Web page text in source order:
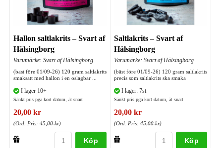
Hallon saltlakrits – Svart af
Hälsingborg
Varumärke: Svart af Hälsingborg
(bäst före 01/09-26) 120 gram saltlakrits
smaksatt med hallon i en oslagbar ...
I lager 10+
Sänkt pris pga kort datum, ät snart
20,00 kr
(Ord. Pris: 45,00 kr)
Köp
Saltlakrits – Svart af
Hälsingborg
Varumärke: Svart af Hälsingborg
(bäst före 01/09-26) 120 gram saltlakrits
precis som saltlakrits ska smaka
I lager: 7st
Sänkt pris pga kort datum, ät snart
20,00 kr
(Ord. Pris: 45,00 kr)
Köp